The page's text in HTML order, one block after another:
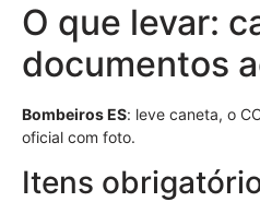
O que levar:
documentos
Bombeiros ES: leve caneta, o
oficial com foto.
Itens